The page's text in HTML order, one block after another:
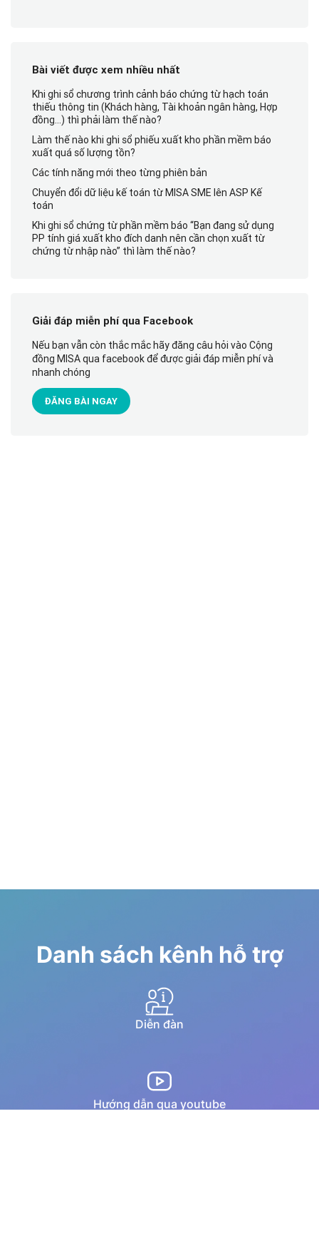
Bài viết được xem nhiều nhất
Khi ghi sổ chương trình cảnh báo chứng từ hạch toán
thiếu thông tin (Khách hàng, Tài khoản ngân hàng, Hợp
đồng…) thì phải làm thế nào?
Làm thế nào khi ghi sổ phiếu xuất kho phần mềm báo
xuất quá số lượng tồn?
Các tính năng mới theo từng phiên bản
Chuyển đổi dữ liệu kế toán từ MISA SME lên ASP Kế
toán
Khi ghi sổ chứng từ phần mềm báo “Bạn đang sử dụng
PP tính giá xuất kho đích danh nên cần chọn xuất từ
chứng từ nhập nào” thì làm thế nào?
Giải đáp miễn phí qua Facebook
Nếu bạn vẫn còn thắc mắc hãy đăng câu hỏi vào Cộng
đồng MISA qua facebook để được giải đáp miễn phí và
nhanh chóng
ĐĂNG BÀI NGAY
Danh sách kênh hỗ trợ
Diễn đàn
Hướng dẫn qua youtube